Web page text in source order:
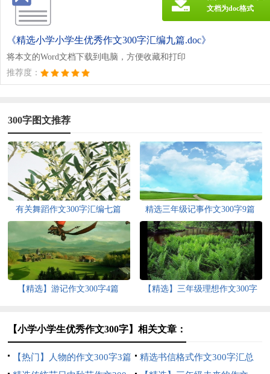
《精选小学小学生优秀作文300字汇编九篇.doc》
将本文的Word文档下载到电脑，方便收藏和打印
推荐度：
文档为doc格式
300字图文推荐
有关舞蹈作文300字汇编七篇 精选三年级记事作文300字9篇
【精选】游记作文300字4篇
【精选】三年级理想作文300字
【小学小学生优秀作文300字】相关文章：
【热门】人物的作文300字3篇
精选书信格式作文300字汇总